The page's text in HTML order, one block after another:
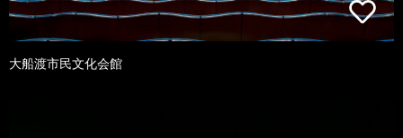
大船渡市民文化会館